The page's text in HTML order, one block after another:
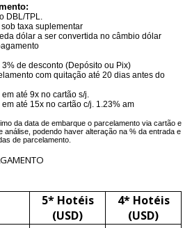
DBL/TPL.
taxa suplementar
dólar a ser convertida no câmbio dólar
de desconto (Depósito ou Pix)
com quitação até 20 dias antes do
até 9x no cartão s/j.
15x no cartão c/j. 1.23% am
da data de embarque o parcelamento via cartão e
análise, podendo haver alteração na % da entrada e
de parcelamento.
5* Hotéis
(USD)
4* Hotéis
(USD)